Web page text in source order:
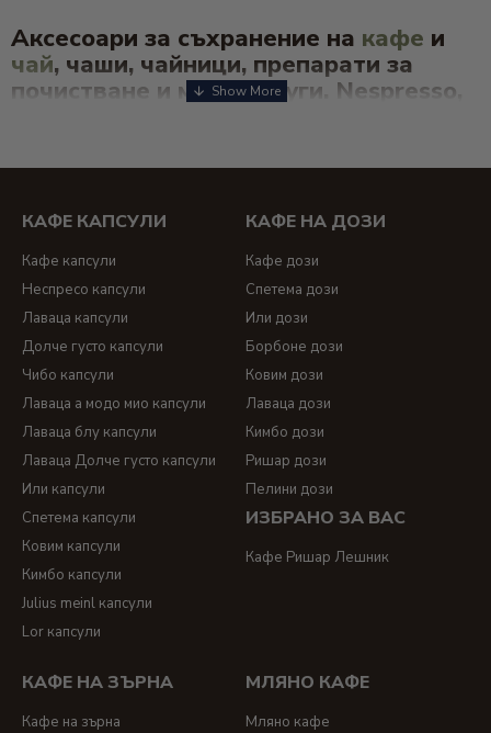
Аксесоари за съхранение на кафе и
чай, чаши, чайници, препарати за
почистване и много други. Nespresso,
лъжици, чайници, кани, подложнки,
камък, късметчета
КАФЕ КАПСУЛИ
Кафе капсули
Неспресо капсули
Лаваца капсули
Долче густо капсули
Чибо капсули
Лаваца а модо мио капсули
Лаваца блу капсули
Лаваца Долче густо капсули
Или капсули
Спетема капсули
Ковим капсули
Кимбо капсули
Julius meinl капсули
Lor капсули
КАФЕ НА ДОЗИ
Кафе дози
Спетема дози
Или дози
Борбоне дози
Ковим дози
Лаваца дози
Кимбо дози
Ришар дози
Пелини дози
ИЗБРАНО ЗА ВАС
Кафе Ришар Лешник
КАФЕ НА ЗЪРНА
Кафе на зърна
МЛЯНО КАФЕ
Мляно кафе